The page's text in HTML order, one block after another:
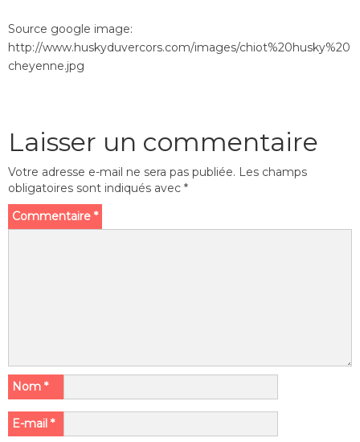
Source google image:
http://www.huskyduvercors.com/images/chiot%20husky%20
cheyenne.jpg
Laisser un commentaire
Votre adresse e-mail ne sera pas publiée. Les champs
obligatoires sont indiqués avec *
Commentaire *
Nom *
E-mail *